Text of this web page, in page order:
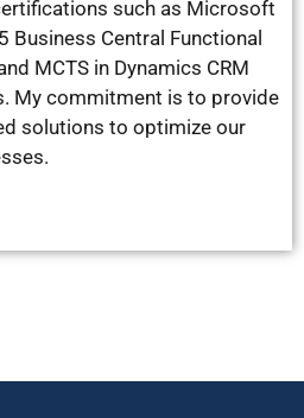
such as Microsoft
Business Central Functional
MCTS in Dynamics CRM
My commitment is to provide
solutions to optimize our